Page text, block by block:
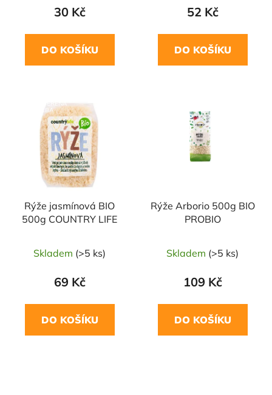
30 Kč
DO KOŠÍKU
52 Kč
DO KOŠÍKU
NAŠE OVĚŘENÁ
VOLBA
Rýže jasmínová BIO
500g COUNTRY LIFE
Skladem (>5 ks)
69 Kč
DO KOŠÍKU
Rýže Arborio 500g BIO
PROBIO
Skladem (>5 ks)
109 Kč
DO KOŠÍKU